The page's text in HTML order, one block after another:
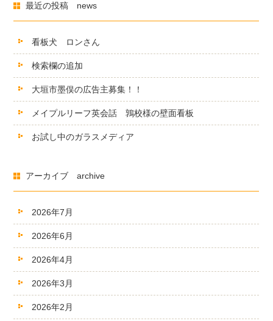
最近の投稿 news
看板犬 ロンさん
検索欄の追加
大垣市墨俣の広告主募集！！
メイプルリーフ英会話 鶉校様の壁面看板
お試し中のガラスメディア
アーカイブ archive
2026年7月
2026年6月
2026年4月
2026年3月
2026年2月